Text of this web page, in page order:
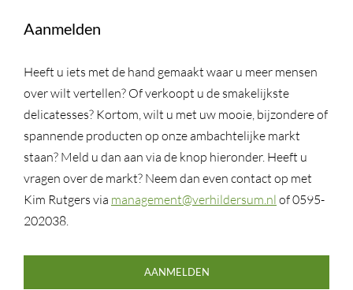
Aanmelden
Heeft u iets met de hand gemaakt waar u meer mensen
over wilt vertellen? Of verkoopt u de smakelijkste
delicatesses? Kortom, wilt u met uw mooie, bijzondere of
spannende producten op onze ambachtelijke markt
staan? Meld u dan aan via de knop hieronder. Heeft u
vragen over de markt? Neem dan even contact op met
Kim Rutgers via management@verhildersum.nl of 0595-
202038.
AANMELDEN